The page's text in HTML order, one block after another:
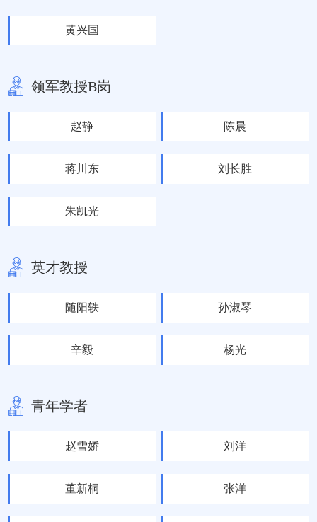
黄兴国
领军教授B岗
赵静 陈晨
蒋川东 刘长胜
朱凯光
英才教授
随阳轶 孙淑琴
辛毅 杨光
青年学者
赵雪娇 刘洋
董新桐 张洋